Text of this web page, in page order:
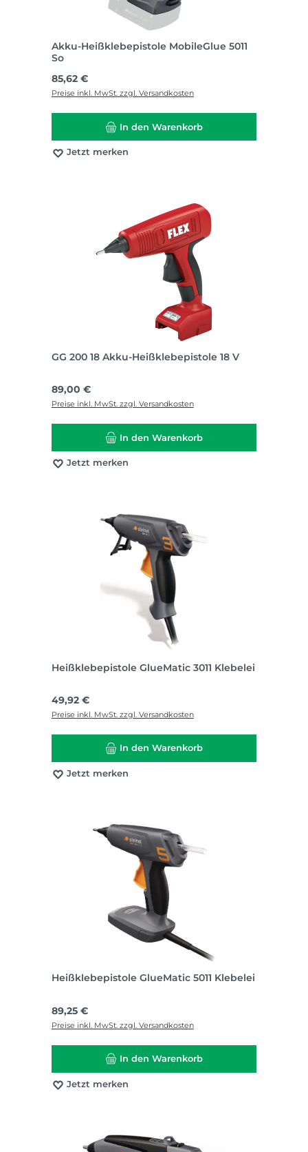
Akku-Heißklebepistole MobileGlue 5011
So
Regulärer Preis:
85,62 €
Preise inkl. MwSt. zzgl. Versandkosten
In den Warenkorb
Jetzt merken
GG 200 18 Akku-Heißklebepistole 18 V
Regulärer Preis:
89,00 €
Preise inkl. MwSt. zzgl. Versandkosten
In den Warenkorb
Jetzt merken
Heißklebepistole GlueMatic 3011 Klebelei
Regulärer Preis:
49,92 €
Preise inkl. MwSt. zzgl. Versandkosten
In den Warenkorb
Jetzt merken
Heißklebepistole GlueMatic 5011 Klebelei
Regulärer Preis:
89,25 €
Preise inkl. MwSt. zzgl. Versandkosten
In den Warenkorb
Jetzt merken